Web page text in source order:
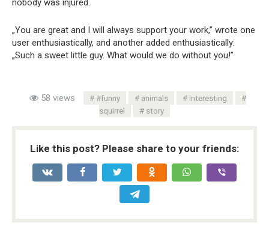
nobody was injured.
„You are great and I will always support your work,” wrote one
user enthusiastically, and another added enthusiastically:
„Such a sweet little guy. What would we do without you!”
58 views #funny animals
interesting
squirrel
story
Like this post? Please share to your friends: